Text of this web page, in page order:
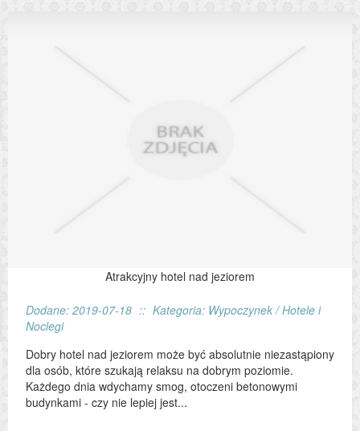
Atrakcyjny hotel nad jeziorem
Dodane: 2019-07-18 :: Kategoria: Wypoczynek / Hotele i
Noclegi
Dobry hotel nad jeziorem może być absolutnie niezastąpiony
dla osób, które szukają relaksu na dobrym poziomie.
Każdego dnia wdychamy smog, otoczeni betonowymi
budynkami - czy nie lepiej jest...